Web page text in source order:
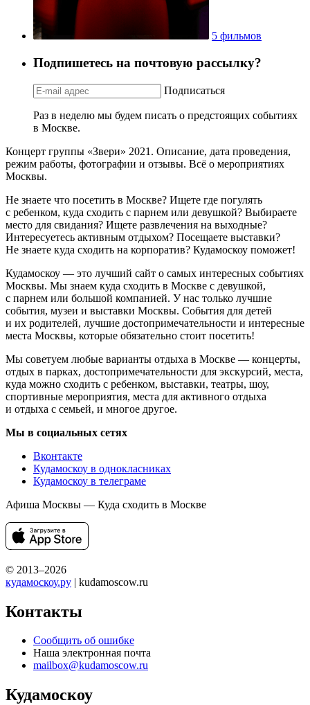
5 фильмов
Подпишетесь на почтовую рассылку?
Подписаться
Раз в неделю мы будем писать о предстоящих событиях
в Москве.
Концерт группы «Звери» 2021. Описание, дата проведения,
режим работы, фотографии и отзывы. Всё о мероприятиях
Москвы.
Не знаете что посетить в Москве? Ищете где погулять
с ребенком, куда сходить с парнем или девушкой? Выбираете
место для свидания? Ищете развлечения на выходные?
Интересуетесь активным отдыхом? Посещаете выставки?
Не знаете куда сходить на корпоратив? Кудамоскоу поможет!
Кудамоскоу — это лучший сайт о самых интересных событиях
Москвы. Мы знаем куда сходить в Москве с девушкой,
с парнем или большой компанией. У нас только лучшие
события, музеи и выставки Москвы. События для детей
и их родителей, лучшие достопримечательности и интересные
места Москвы, которые обязательно стоит посетить!
Мы советуем любые варианты отдыха в Москве — концерты,
отдых в парках, достопримечательности для экскурсий, места,
куда можно сходить с ребенком, выставки, театры, шоу,
спортивные мероприятия, места для активного отдыха
и отдыха с семьей, и многое другое.
Мы в социальных сетях
Вконтакте
Кудамоскоу в однокласниках
Кудамоскоу в телеграме
Афиша Москвы — Куда сходить в Москве
© 2013–2026
кудамоскоу.ру | kudamoscow.ru
Контакты
Сообщить об ошибке
Наша электронная почта
mailbox@kudamoscow.ru
Кудамоскоу